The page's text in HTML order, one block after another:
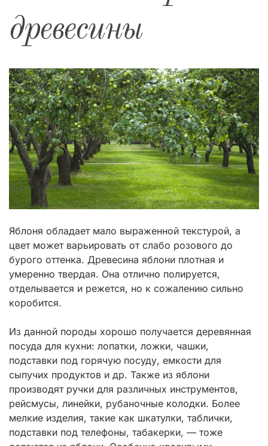
древесины
Яблоня обладает мало выраженной текстурой, а
цвет может варьировать от слабо розового до
бурого оттенка. Древесина яблони плотная и
умеренно твердая. Она отлично полируется,
отделывается и режется, но к сожалению сильно
коробится.
Из данной породы хорошо получается деревянная
посуда для кухни: лопатки, ложки, чашки,
подставки под горячую посуду, емкости для
сыпучих продуктов и др. Также из яблони
производят ручки для различных инструментов,
рейсмусы, линейки, рубаночные колодки. Более
мелкие изделия, такие как шкатулки, таблички,
подставки под телефоны, табакерки, — тоже